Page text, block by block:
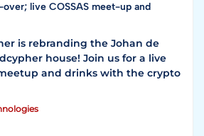
live COSSAS meet-up and
is rebranding the Johan de
house! Join us for a live
and drinks with the crypto